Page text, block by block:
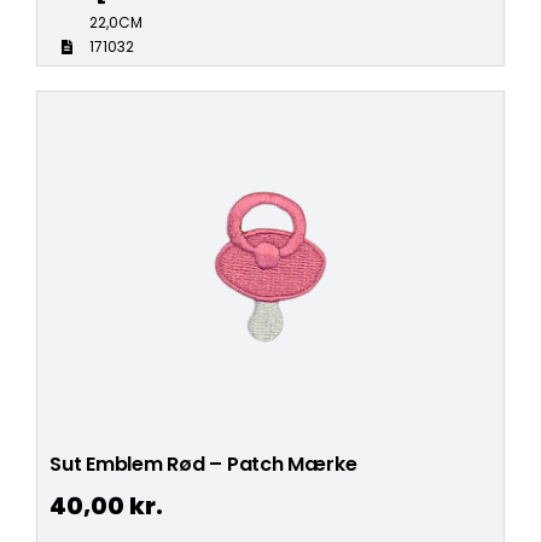
22,0CM
171032
Sut Emblem Rød – Patch Mærke
40,00 kr.